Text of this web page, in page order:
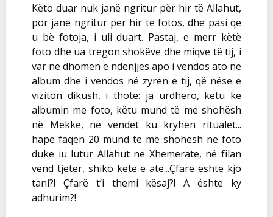
Këto duar nuk janë ngritur për hir të Allahut,
por janë ngritur për hir të fotos, dhe pasi që
u bë fotoja, i uli duart. Pastaj, e merr këtë
foto dhe ua tregon shokëve dhe miqve të tij, i
var në dhomën e ndenjjes apo i vendos ato në
album dhe i vendos në zyrën e tij, që nëse e
viziton dikush, i thotë: ja urdhëro, këtu ke
albumin me foto, këtu mund të më shohësh
në Mekke, në vendet ku kryhen ritualet...
hape faqen 20 mund të më shohësh në foto
duke iu lutur Allahut në Xhemerate, në filan
vend tjetër, shiko këtë e atë...Çfarë është kjo
tani?! Çfarë t’i themi kësaj?! A është ky
adhurim?!